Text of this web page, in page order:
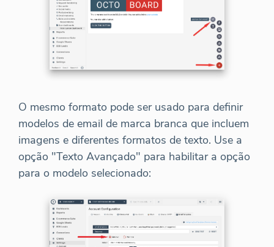
O mesmo formato pode ser usado para definir
modelos de email de marca branca que incluem
imagens e diferentes formatos de texto. Use a
opção "Texto Avançado" para habilitar a opção
para o modelo selecionado: